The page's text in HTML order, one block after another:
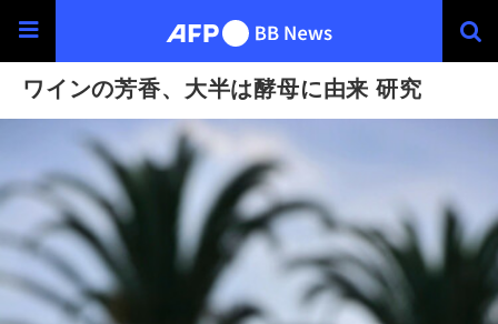
ワインの芳香、大半は酵母に由来 研究